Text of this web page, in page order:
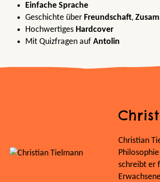
Einfache Sprache
Geschichte über Freundschaft,
Hochwertiges Hardcover
Mit Quizfragen auf Antolin
Christian
schreibt er